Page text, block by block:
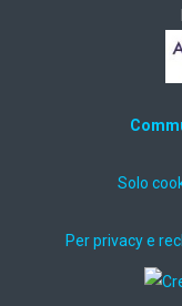
Solo
Per privacy e